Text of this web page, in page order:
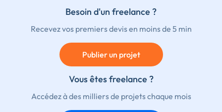
Besoin d'un freelance ?
Recevez vos premiers devis en moins de 5 min
Publier un projet
Vous êtes freelance ?
Accédez à des milliers de projets chaque mois